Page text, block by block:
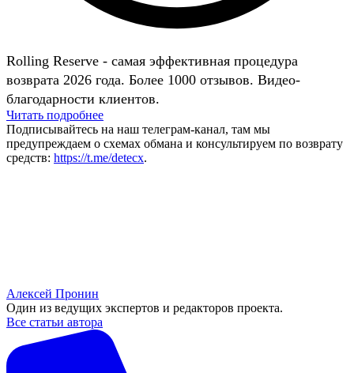
Rolling Reserve - самая эффективная процедура
возврата 2026 года. Более 1000 отзывов. Видео-
благодарности клиентов.
Читать подробнее
Подписывайтесь на наш телеграм-канал, там мы
предупреждаем о схемах обмана и консультируем по возврату
средств: https://t.me/detecx.
Алексей Пронин
Один из ведущих экспертов и редакторов проекта.
Все статьи автора